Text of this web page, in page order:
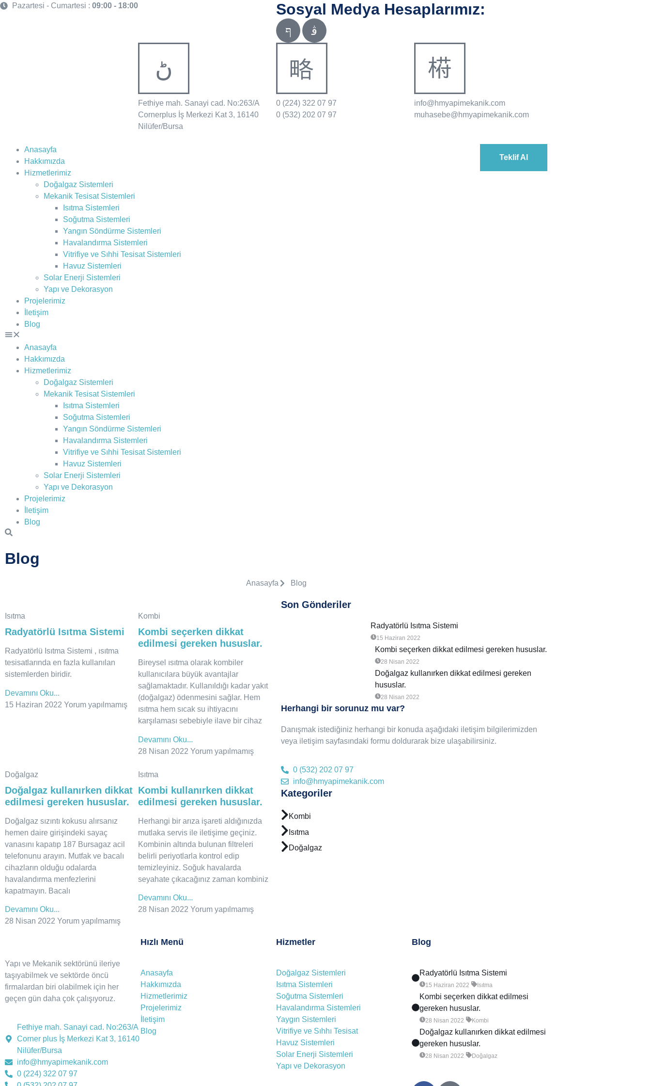
Pazartesi - Cumartesi : 09:00 - 18:00 Sosyal Medya Hesaplarımız:
Fethiye mah. Sanayi cad. No:263/A
Cornerplus İş Merkezi Kat 3, 16140
Nilüfer/Bursa
0 (224) 322 07 97
0 (532) 202 07 97
info@hmyapimekanik.com
muhasebe@hmyapimekanik.com
Anasayfa
Hakkımızda
Hizmetlerimiz
Doğalgaz Sistemleri
Mekanik Tesisat Sistemleri
Isıtma Sistemleri
Soğutma Sistemleri
Yangın Söndürme Sistemleri
Havalandırma Sistemleri
Vitrifiye ve Sıhhi Tesisat Sistemleri
Havuz Sistemleri
Solar Enerji Sistemleri
Yapı ve Dekorasyon
Projelerimiz
İletişim
Blog
Anasayfa
Hakkımızda
Hizmetlerimiz
Doğalgaz Sistemleri
Mekanik Tesisat Sistemleri
Isıtma Sistemleri
Soğutma Sistemleri
Yangın Söndürme Sistemleri
Havalandırma Sistemleri
Vitrifiye ve Sıhhi Tesisat Sistemleri
Havuz Sistemleri
Solar Enerji Sistemleri
Yapı ve Dekorasyon
Projelerimiz
İletişim
Blog
Teklif Al
Blog
Anasayfa Blog
Isıtma
Radyatörlü Isıtma Sistemi
Radyatörlü Isıtma Sistemi , ısıtma
tesisatlarında en fazla kullanılan
sistemlerden biridir.
Devamını Oku...
15 Haziran 2022 Yorum yapılmamış
Kombi
Kombi seçerken dikkat
edilmesi gereken hususlar.
Bireysel ısıtma olarak kombiler
kullanıcılara büyük avantajlar
sağlamaktadır. Kullanıldığı kadar yakıt
(doğalgaz) ödenmesini sağlar. Hem
ısıtma hem sıcak su ihtiyacını
karşılaması sebebiyle ilave bir cihaz
Devamını Oku...
28 Nisan 2022 Yorum yapılmamış
Doğalgaz
Doğalgaz kullanırken dikkat
edilmesi gereken hususlar.
Doğalgaz sızıntı kokusu alırsanız
hemen daire girişindeki sayaç
vanasını kapatıp 187 Bursagaz acil
telefonunu arayın. Mutfak ve bacalı
cihazların olduğu odalarda
havalandırma menfezlerini
kapatmayın. Bacalı
Devamını Oku...
28 Nisan 2022 Yorum yapılmamış
Isıtma
Kombi kullanırken dikkat
edilmesi gereken hususlar.
Herhangi bir arıza işareti aldığınızda
mutlaka servis ile iletişime geçiniz.
Kombinin altında bulunan filtreleri
belirli periyotlarla kontrol edip
temizleyiniz. Soğuk havalarda
seyahate çıkacağınız zaman kombiniz
Devamını Oku...
28 Nisan 2022 Yorum yapılmamış
Son Gönderiler
Radyatörlü Isıtma Sistemi
15 Haziran 2022
Kombi seçerken dikkat edilmesi gereken hususlar.
28 Nisan 2022
Doğalgaz kullanırken dikkat edilmesi gereken
hususlar.
28 Nisan 2022
Herhangi bir sorunuz mu var?
Danışmak istediğiniz herhangi bir konuda aşağıdaki iletişim bilgilerimizden
veya iletişim sayfasındaki formu doldurarak bize ulaşabilirsiniz.
0 (532) 202 07 97
info@hmyapimekanik.com
Kategoriler
Kombi
Isıtma
Doğalgaz
Yapı ve Mekanik sektörünü ileriye
taşıyabilmek ve sektörde öncü
firmalardan biri olabilmek için her
geçen gün daha çok çalışıyoruz.
Fethiye mah. Sanayi cad. No:263/A
Corner plus İş Merkezi Kat 3, 16140
Nilüfer/Bursa
info@hmyapimekanik.com
0 (224) 322 07 97
Hızlı Menü
Anasayfa
Hakkımızda
Hizmetlerimiz
Projelerimiz
İletişim
Blog
Hizmetler
Doğalgaz Sistemleri
Isıtma Sistemleri
Soğutma Sistemleri
Havalandırma Sistemleri
Yaygın Sistemleri
Vitrifiye ve Sıhhı Tesisat
Havuz Sistemleri
Solar Enerji Sistemleri
Yapı ve Dekorasyon
Blog
Radyatörlü Isıtma Sistemi
15 Haziran 2022 Isıtma
Kombi seçerken dikkat edilmesi
gereken hususlar.
28 Nisan 2022 Kombi
Doğalgaz kullanırken dikkat edilmesi
gereken hususlar.
28 Nisan 2022 Doğalgaz